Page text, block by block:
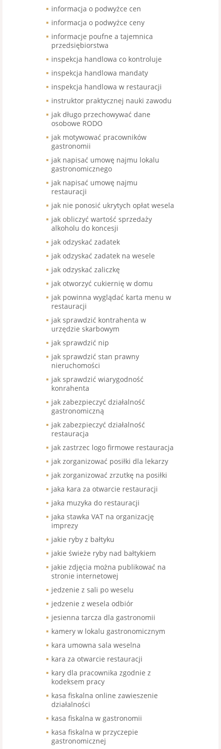
informacja o podwyżce cen
informacja o podwyżce ceny
informacje poufne a tajemnica
przedsiębiorstwa
inspekcja handlowa co kontroluje
inspekcja handlowa mandaty
inspekcja handlowa w restauracji
instruktor praktycznej nauki zawodu
jak długo przechowywać dane
osobowe RODO
jak motywować pracowników
gastronomii
jak napisać umowę najmu lokalu
gastronomicznego
jak napisać umowę najmu
restauracji
jak nie ponosić ukrytych opłat wesela
jak obliczyć wartość sprzedaży
alkoholu do koncesji
jak odzyskać zadatek
jak odzyskać zadatek na wesele
jak odzyskać zaliczkę
jak otworzyć cukiernię w domu
jak powinna wyglądać karta menu w
restauracji
jak sprawdzić kontrahenta w
urzędzie skarbowym
jak sprawdzić nip
jak sprawdzić stan prawny
nieruchomości
jak sprawdzić wiarygodność
konrahenta
jak zabezpieczyć działalność
gastronomiczną
jak zabezpieczyć działalność
restauracja
jak zastrzec logo firmowe restauracja
jak zorganizować posiłki dla lekarzy
jak zorganizować zrzutkę na posiłki
jaka kara za otwarcie restauracji
jaka muzyka do restauracji
jaka stawka VAT na organizację
imprezy
jakie ryby z bałtyku
jakie świeże ryby nad bałtykiem
jakie zdjęcia można publikować na
stronie internetowej
jedzenie z sali po weselu
jedzenie z wesela odbiór
jesienna tarcza dla gastronomii
kamery w lokalu gastronomicznym
kara umowna sala weselna
kara za otwarcie restauracji
kary dla pracownika zgodnie z
kodeksem pracy
kasa fiskalna online zawieszenie
działalności
kasa fiskalna w gastronomii
kasa fiskalna w przyczepie
gastronomicznej